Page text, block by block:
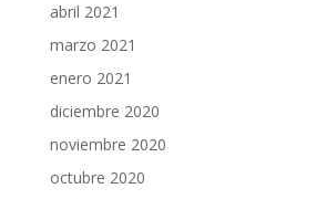
abril 2021
marzo 2021
enero 2021
diciembre 2020
noviembre 2020
octubre 2020